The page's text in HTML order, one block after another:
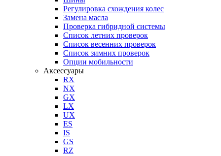
Регулировка схождения колес
Замена масла
Проверка гибридной системы
Список летних проверок
Список весенних проверок
Список зимних проверок
Опции мобильности
Аксессуары
RX
NX
GX
LX
UX
ES
IS
GS
RZ